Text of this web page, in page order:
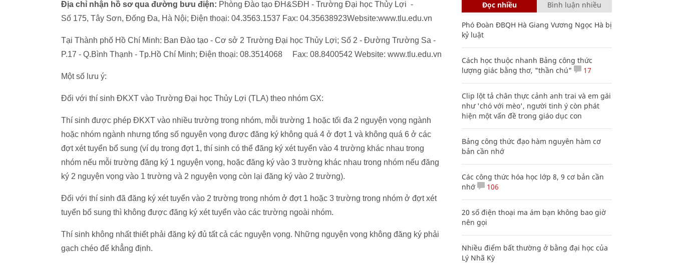
Địa chỉ nhận hồ sơ qua đường bưu điện: Phòng Đào tạo ĐH&SĐH - Trường Đại học Thủy Lợi -
Số 175, Tây Sơn, Đống Đa, Hà Nội; Điện thoại: 04.3563.1537 Fax: 04.35638923Website:www.tlu.edu.vn
Tại Thành phố Hồ Chí Minh: Ban Đào tạo - Cơ sở 2 Trường Đại học Thủy Lợi; Số 2 - Đường Trường Sa -
P.17 - Q.Bình Thạnh - Tp.Hồ Chí Minh; Điện thoại: 08.3514068 Fax: 08.8400542 Website: www.tlu.edu.vn
Một số lưu ý:
Đối với thí sinh ĐKXT vào Trường Đại học Thủy Lợi (TLA) theo nhóm GX:
Thí sinh được phép ĐKXT vào nhiều trường trong nhóm, mỗi trường 1 hoặc tối đa 2 nguyện vọng ngành
hoặc nhóm ngành nhưng tổng số nguyện vọng được đăng ký không quá 4 ở đợt 1 và không quá 6 ở các
đợt xét tuyển bổ sung (ví dụ trong đợt 1, thí sinh có thể đăng ký xét tuyển vào 4 trường khác nhau trong
nhóm nếu mỗi trường đăng ký 1 nguyện vọng, hoặc đăng ký vào 3 trường khác nhau trong nhóm nếu đăng
ký 2 nguyện vọng vào 1 trường và 2 nguyện vọng còn lại đăng ký vào 2 trường).
Đối với thí sinh đã đăng ký xét tuyển vào 2 trường trong nhóm ở đợt 1 hoặc 3 trường trong nhóm ở đợt xét
tuyển bổ sung thì không được đăng ký xét tuyển vào các trường ngoài nhóm.
Thí sinh không nhất thiết phải đăng ký đủ tất cả các nguyện vọng. Những nguyện vọng không đăng ký phải
gạch chéo để khẳng định.
Đọc nhiều Bình luận nhiều
Phó Đoàn ĐBQH Hà Giang Vương Ngọc Hà bị
kỷ luật
Cách học thuộc nhanh Bảng công thức
lượng giác bằng thơ, "thần chú"
17
Clip lột tả chân thực cảnh anh trai và em gái
như 'chó với mèo', người tinh ý còn phát
hiện một vấn đề trong giáo dục con
Bảng công thức đạo hàm nguyên hàm cơ
bản cần nhớ
Các công thức hóa học lớp 8, 9 cơ bản cần
nhớ
106
20 số điện thoại ma ám bạn không bao giờ
nên gọi
Nhiều điểm bất thường ở bằng đại học của
Lý Nhã Kỳ